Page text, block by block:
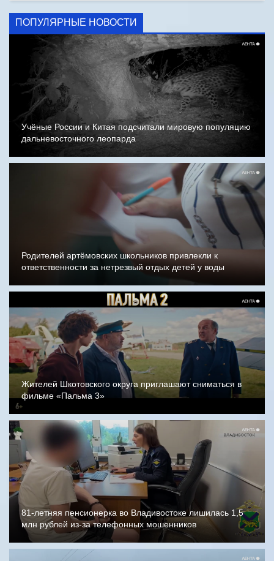
ПОПУЛЯРНЫЕ НОВОСТИ
Учёные России и Китая подсчитали мировую популяцию
дальневосточного леопарда
Родителей артёмовских школьников привлекли к
ответственности за нетрезвый отдых детей у воды
Жителей Шкотовского округа приглашают сниматься в
фильме «Пальма 3»
81-летняя пенсионерка во Владивостоке лишилась 1,5
млн рублей из-за телефонных мошенников